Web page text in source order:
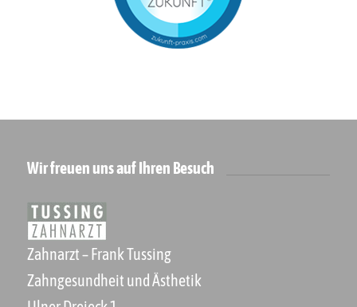
Wir freuen uns auf Ihren Besuch
Zahnarzt – Frank Tussing
Zahngesundheit und Ästhetik